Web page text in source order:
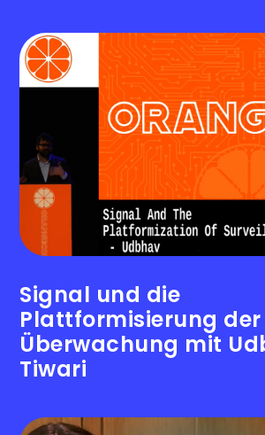
Signal und die
Plattformisierung der
Überwachung mit
Tiwari